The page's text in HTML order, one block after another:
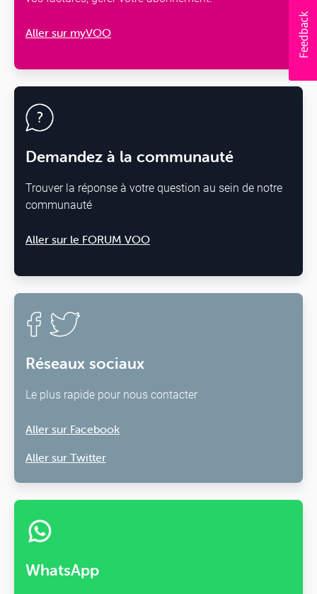
Aller sur myVOO
Demandez à la communauté
Trouver la réponse à votre question au sein de notre
communauté
Aller sur le FORUM VOO
Réseaux sociaux
Le plus rapide pour nous contacter
Aller sur Facebook
Aller sur Twitter
WhatsApp